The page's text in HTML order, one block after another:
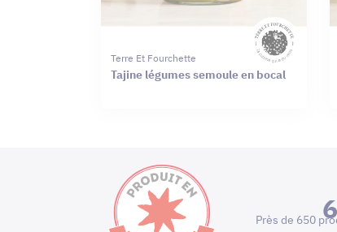
Terre Et Fourchette
Tajine légumes semoule en bocal
Près de 650